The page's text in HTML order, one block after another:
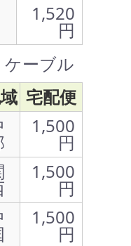
1,520
円
ーブル
宅配便
1,500
円
1,500
円
1,500
円